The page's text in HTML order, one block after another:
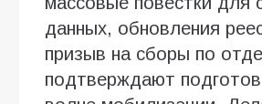
данных, обновления
призыв на сборы по
подтверждают